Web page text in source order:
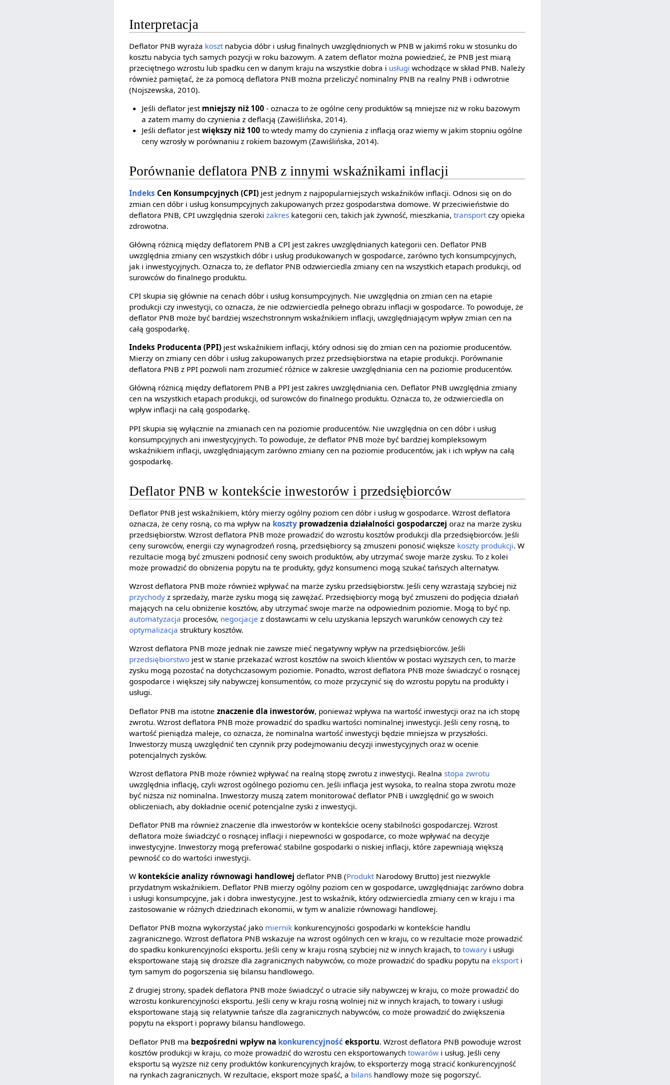
Interpretacja
Deflator PNB wyraża kosztnabycia dóbr i usług finalnych uwzględnionych w PNB w jakimś roku w stosunku do
kosztu nabycia tych samych pozycji w roku bazowym. A zatem deflator można powiedzieć, że PNB jest miarą
przeciętnego wzrostu lub spadku cen w danym kraju na wszystkie dobra i usługi wchodzące w skład PNB. Należy
również pamiętać, że za pomocą deflatora PNB można przeliczyć nominalny PNB na realny PNB i odwrotnie
(Nojszewska, 2010).
Jeśli deflator jest mniejszy niż 100- oznacza to że ogólne ceny produktów są mniejsze niż w roku bazowym
a zatem mamy do czynienia z deflacją (Zawiślińska, 2014).
Jeśli deflator jestwiększy niż 100to wtedy mamy do czynienia z inflacją oraz wiemy w jakim stopniu ogólne
ceny wzrosły w porównaniu z rokiem bazowym (Zawiślińska, 2014).
Porównanie deflatora PNB z innymi wskaźnikami inflacji
Indeks Cen Konsumpcyjnych (CPI) jest jednym z najpopularniejszych wskaźników inflacji. Odnosi się on do
zmian cen dóbr i usług konsumpcyjnych zakupowanych przez gospodarstwa domowe. W przeciwieństwie do
deflatora PNB, CPI uwzględnia szerokizakres kategorii cen, takich jak żywność, mieszkania,transport czy opieka
zdrowotna.
Główną różnicą między deflatorem PNB a CPI jest zakres uwzględnianych kategorii cen. Deflator PNB
uwzględnia zmiany cen wszystkich dóbr i usług produkowanych w gospodarce, zarówno tych konsumpcyjnych,
jak i inwestycyjnych. Oznacza to, że deflator PNB odzwierciedla zmiany cen na wszystkich etapach produkcji, od
surowców do finalnego produktu.
CPI skupia się głównie na cenach dóbr i usług konsumpcyjnych. Nie uwzględnia on zmian cen na etapie
produkcji czy inwestycji, co oznacza, że nie odzwierciedla pełnego obrazu inflacji w gospodarce. To powoduje, że
deflator PNB może być bardziej wszechstronnym wskaźnikiem inflacji, uwzględniającym wpływ zmian cen na
całą gospodarkę.
Indeks Producenta (PPI) jest wskaźnikiem inflacji, który odnosi się do zmian cen na poziomie producentów.
Mierzy on zmiany cen dóbr i usług zakupowanych przez przedsiębiorstwa na etapie produkcji. Porównanie
deflatora PNB z PPI pozwoli nam zrozumieć różnice w zakresie uwzględniania cen na poziomie producentów.
Główną różnicą między deflatorem PNB a PPI jest zakres uwzględniania cen. Deflator PNB uwzględnia zmiany
cen na wszystkich etapach produkcji, od surowców do finalnego produktu. Oznacza to, że odzwierciedla on
wpływ inflacji na całą gospodarkę.
PPI skupia się wyłącznie na zmianach cen na poziomie producentów. Nie uwzględnia on cen dóbr i usług
konsumpcyjnych ani inwestycyjnych. To powoduje, że deflator PNB może być bardziej kompleksowym
wskaźnikiem inflacji, uwzględniającym zarówno zmiany cen na poziomie producentów, jak i ich wpływ na całą
gospodarkę.
Deflator PNB w kontekście inwestorów i przedsiębiorców
Deflator PNB jest wskaźnikiem, który mierzy ogólny poziom cen dóbr i usług w gospodarce. Wzrost deflatora
oznacza, że ceny rosną, co ma wpływ na koszty prowadzenia działalności gospodarczej oraz na marże zysku
przedsiębiorstw. Wzrost deflatora PNB może prowadzić do wzrostu kosztów produkcji dla przedsiębiorców. Jeśli
ceny surowców, energii czy wynagrodzeń rosną, przedsiębiorcy są zmuszeni ponosić większe koszty produkcji. W
rezultacie mogą być zmuszeni podnosić ceny swoich produktów, aby utrzymać swoje marże zysku. To z kolei
może prowadzić do obniżenia popytu na te produkty, gdyż konsumenci mogą szukać tańszych alternatyw.
Wzrost deflatora PNB może również wpływać na marże zysku przedsiębiorstw. Jeśli ceny wzrastają szybciej niż
przychody z sprzedaży, marże zysku mogą się zawężać. Przedsiębiorcy mogą być zmuszeni do podjęcia działań
mających na celu obniżenie kosztów, aby utrzymać swoje marże na odpowiednim poziomie. Mogą to być np.
automatyzacja procesów, negocjacje z dostawcami w celu uzyskania lepszych warunków cenowych czy też
optymalizacja struktury kosztów.
Wzrost deflatora PNB może jednak nie zawsze mieć negatywny wpływ na przedsiębiorców. Jeśli
przedsiębiorstwo jest w stanie przekazać wzrost kosztów na swoich klientów w postaci wyższych cen, to marże
zysku mogą pozostać na dotychczasowym poziomie. Ponadto, wzrost deflatora PNB może świadczyć o rosnącej
gospodarce i większej siły nabywczej konsumentów, co może przyczynić się do wzrostu popytu na produkty i
usługi.
Deflator PNB ma istotneznaczenie dla inwestorów, ponieważ wpływa na wartość inwestycji oraz na ich stopę
zwrotu. Wzrost deflatora PNB może prowadzić do spadku wartości nominalnej inwestycji. Jeśli ceny rosną, to
wartość pieniądza maleje, co oznacza, że nominalna wartość inwestycji będzie mniejsza w przyszłości.
Inwestorzy muszą uwzględnić ten czynnik przy podejmowaniu decyzji inwestycyjnych oraz w ocenie
potencjalnych zysków.
Wzrost deflatora PNB może również wpływać na realną stopę zwrotu z inwestycji. Realnastopa zwrotu
uwzględnia inflację, czyli wzrost ogólnego poziomu cen. Jeśli inflacja jest wysoka, to realna stopa zwrotu może
być niższa niż nominalna. Inwestorzy muszą zatem monitorować deflator PNB i uwzględnić go w swoich
obliczeniach, aby dokładnie ocenić potencjalne zyski z inwestycji.
Deflator PNB ma również znaczenie dla inwestorów w kontekście oceny stabilności gospodarczej. Wzrost
deflatora może świadczyć o rosnącej inflacji i niepewności w gospodarce, co może wpływać na decyzje
inwestycyjne. Inwestorzy mogą preferować stabilne gospodarki o niskiej inflacji, które zapewniają większą
pewność co do wartości inwestycji.
W kontekście analizy równowagi handlowej deflator PNB (ProduktNarodowy Brutto) jest niezwykle
przydatnym wskaźnikiem. Deflator PNB mierzy ogólny poziom cen w gospodarce, uwzględniając zarówno dobra
i usługi konsumpcyjne, jak i dobra inwestycyjne. Jest to wskaźnik, który odzwierciedla zmiany cen w kraju i ma
zastosowanie w różnych dziedzinach ekonomii, w tym w analizie równowagi handlowej.
Deflator PNB można wykorzystać jako miernik konkurencyjności gospodarki w kontekście handlu
zagranicznego. Wzrost deflatora PNB wskazuje na wzrost ogólnych cen w kraju, co w rezultacie może prowadzić
do spadku konkurencyjności eksportu. Jeśli ceny w kraju rosną szybciej niż w innych krajach, totowary i usługi
eksportowane stają się droższe dla zagranicznych nabywców, co może prowadzić do spadku popytu naeksporti
tym samym do pogorszenia się bilansu handlowego.
Z drugiej strony, spadek deflatora PNB może świadczyć o utracie siły nabywczej w kraju, co może prowadzić do
wzrostu konkurencyjności eksportu. Jeśli ceny w kraju rosną wolniej niż w innych krajach, to towary i usługi
eksportowane stają się relatywnie tańsze dla zagranicznych nabywców, co może prowadzić do zwiększenia
popytu na eksport i poprawy bilansu handlowego.
Deflator PNB ma bezpośredni wpływ na konkurencyjność eksportu. Wzrost deflatora PNB powoduje wzrost
kosztów produkcji w kraju, co może prowadzić do wzrostu cen eksportowanychtowarów i usług. Jeśli ceny
eksportu są wyższe niż ceny produktów konkurencyjnych krajów, to eksporterzy mogą stracić konkurencyjność
na rynkach zagranicznych. W rezultacie, eksport może spaść, a bilans handlowy może się pogorszyć.